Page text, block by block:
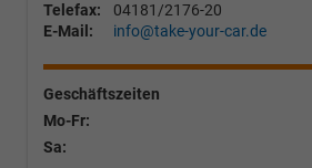
Telefax:
04181/2176-20
E-Mail:
info@take-your-car.de
Geschäftszeiten
Mo-Fr:
Sa: